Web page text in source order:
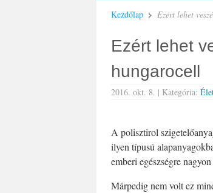
Kezdőlap Ezért lehet
Ezért lehet
hungarocell
2016. okt. 8. | Kategória:
A polisztirol
ilyen típusú
emberi egészségre
Márpedig nem volt ez